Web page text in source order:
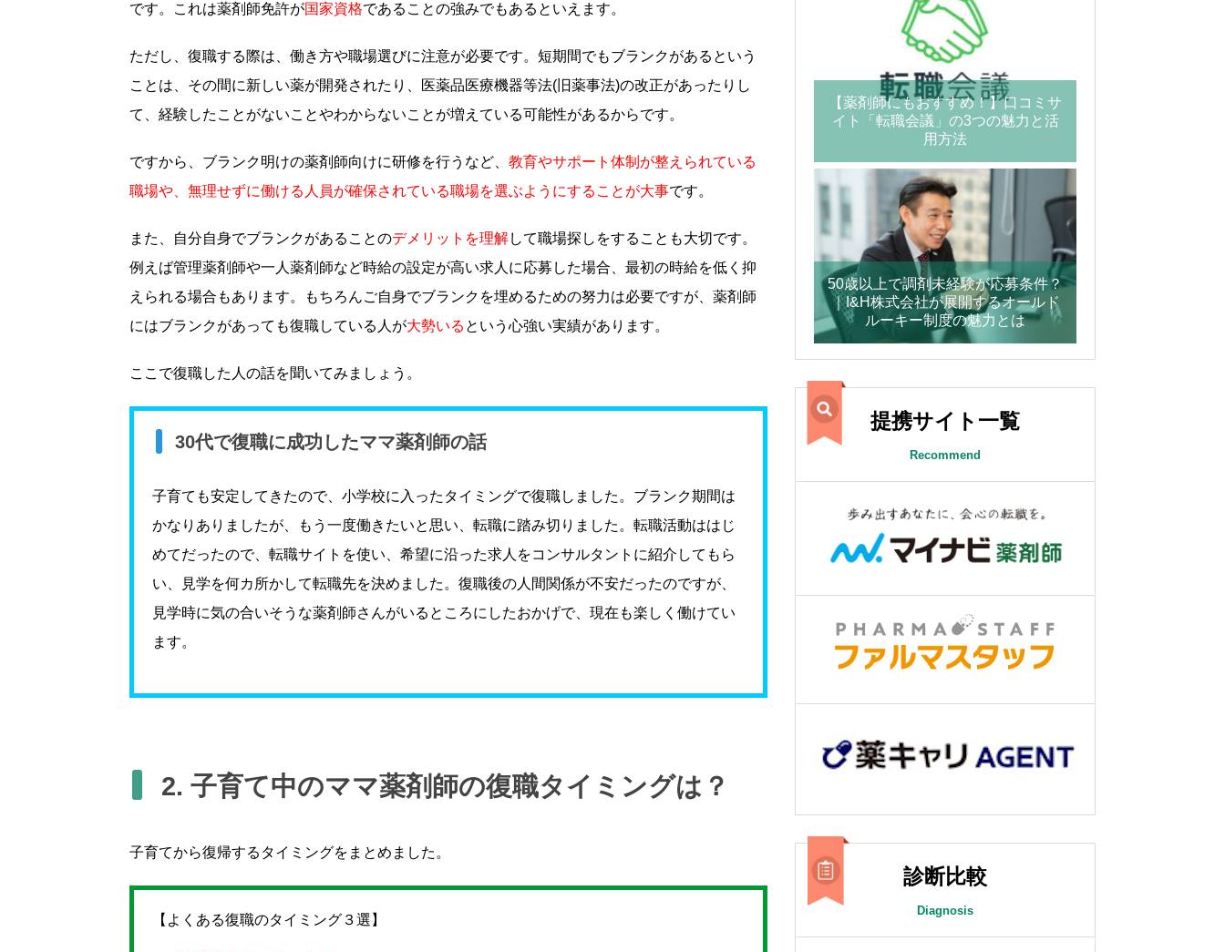
です。これは薬剤師免許が国家資格であることの強みでもあるといえます。
ただし、復職する際は、働き方や職場選びに注意が必要です。短期間でもブランクがあるという
ことは、その間に新しい薬が開発されたり、医薬品医療機器等法(旧薬事法)の改正があったりし
て、経験したことがないことやわからないことが増えている可能性があるからです。
ですから、ブランク明けの薬剤師向けに研修を行うなど、 教育やサポート体制が整えられている
職場や、無理せずに働ける人員が確保されている職場を選ぶようにすることが大事です。
また、自分自身でブランクがあることのデメリットを理解して職場探しをすることも大切です。
例えば管理薬剤師や一人薬剤師など時給の設定が高い求人に応募した場合、最初の時給を低く抑
えられる場合もあります。もちろんご自身でブランクを埋めるための努力は必要ですが、薬剤師
にはブランクがあっても復職している人が大勢いる という心強い実績があります。
ここで復職した人の話を聞いてみましょう。
30代で復職に成功したママ薬剤師の話
子育ても安定してきたので、小学校に入ったタイミングで復職しました。ブランク期間は
かなりありましたが、もう一度働きたいと思い、転職に踏み切りました。転職活動ははじ
めてだったので、転職サイトを使い、希望に沿った求人をコンサルタントに紹介してもら
い、見学を何カ所かして転職先を決めました。復職後の人間関係が不安だったのですが、
見学時に気の合いそうな薬剤師さんがいるところにしたおかげで、現在も楽しく働けてい
ます。
2. 子育て中のママ薬剤師の復職タイミングは？
子育てから復帰するタイミングをまとめました。
【よくある復職のタイミング３選】
【薬剤師にもおすすめ！】口コミサ
イト「転職会議」の3つの魅力と活
用方法
50歳以上で調剤未経験が応募条件？
｜I&H株式会社が展開するオールド
ルーキー制度の魅力とは
提携サイト一覧
Recommend
診断比較
Diagnosis